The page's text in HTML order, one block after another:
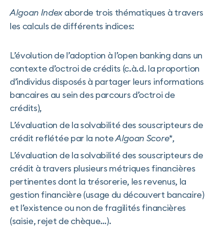
Algoan Indexaborde trois thématiques à travers
les calculs de différents indices:
L’évolution de l’adoption à l’open banking dans un
contexte d’octroi de crédits (c.à.d. la proportion
d’individus disposés à partager leurs informations
bancaires au sein des parcours d’octroi de
crédits),
L’évaluation de la solvabilité des souscripteurs de
crédit reflétée par la noteAlgoan Score*,
L’évaluation de la solvabilité des souscripteurs de
crédit à travers plusieurs métriques financières
pertinentes dont la trésorerie, les revenus, la
gestion financière (usage du découvert bancaire)
et l’existence ou non de fragilités financières
(saisie, rejet de chèque…).